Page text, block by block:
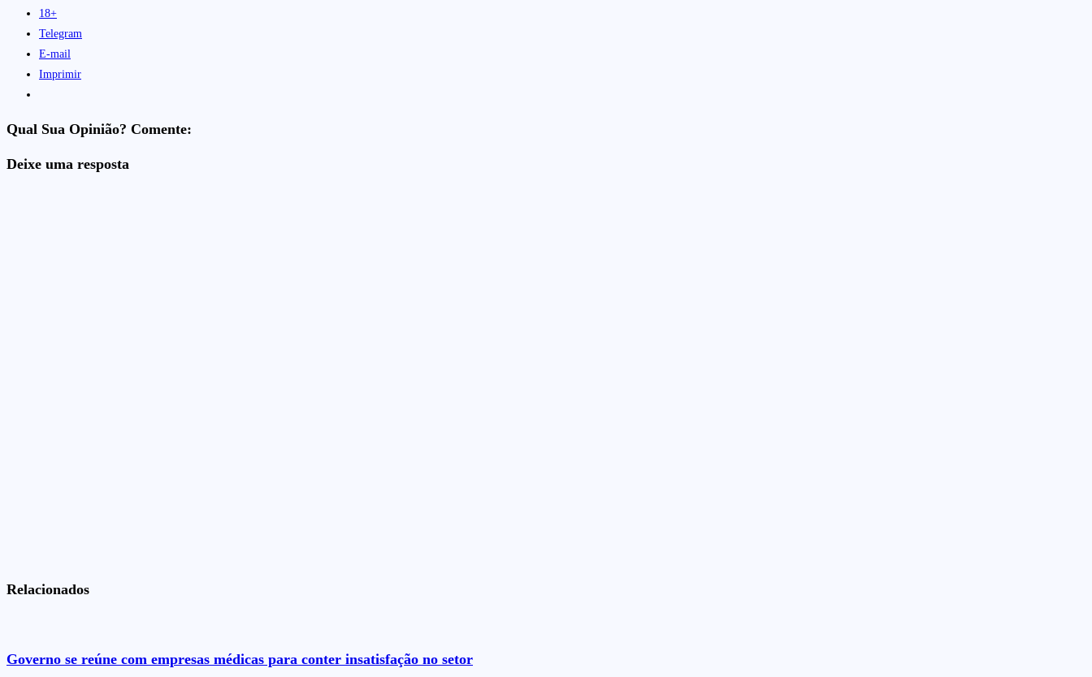
18+
Telegram
E-mail
Imprimir
Qual Sua Opinião? Comente:
Deixe uma resposta
Relacionados
Governo se reúne com empresas médicas para conter insatisfação no setor